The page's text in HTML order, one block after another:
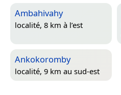
Ambahivahy
localité, 8 km à l’est
Ankokoromby
localité, 9 km au sud-est